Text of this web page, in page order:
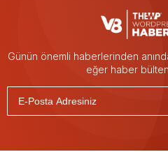
Günün önemli haberlerinden
eğer haber